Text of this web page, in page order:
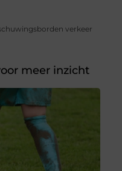
verkeer
meer inzicht